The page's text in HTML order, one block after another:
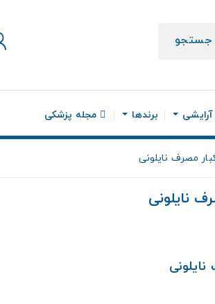
جستجو
آرایشی برندها مجله پزشکی
مصرف نایلونی
نایلونی